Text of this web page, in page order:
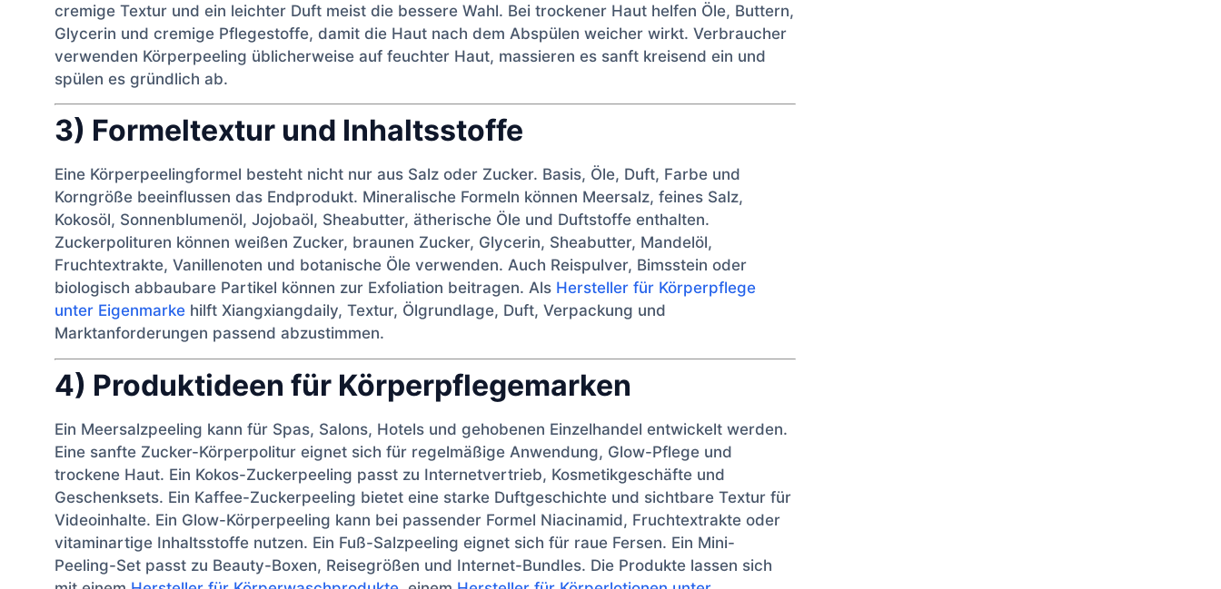
cremige Textur und ein leichter Duft meist die bessere Wahl. Bei trockener Haut helfen Öle, Buttern,
Glycerin und cremige Pflegestoffe, damit die Haut nach dem Abspülen weicher wirkt. Verbraucher
verwenden Körperpeeling üblicherweise auf feuchter Haut, massieren es sanft kreisend ein und
spülen es gründlich ab.
3) Formeltextur und Inhaltsstoffe
Eine Körperpeelingformel besteht nicht nur aus Salz oder Zucker. Basis, Öle, Duft, Farbe und
Korngröße beeinflussen das Endprodukt. Mineralische Formeln können Meersalz, feines Salz,
Kokosöl, Sonnenblumenöl, Jojobaöl, Sheabutter, ätherische Öle und Duftstoffe enthalten.
Zuckerpolituren können weißen Zucker, braunen Zucker, Glycerin, Sheabutter, Mandelöl,
Fruchtextrakte, Vanillenoten und botanische Öle verwenden. Auch Reispulver, Bimsstein oder
biologisch abbaubare Partikel können zur Exfoliation beitragen. Als Hersteller für Körperpflege
unter Eigenmarke hilft Xiangxiangdaily, Textur, Ölgrundlage, Duft, Verpackung und
Marktanforderungen passend abzustimmen.
4) Produktideen für Körperpflegemarken
Ein Meersalzpeeling kann für Spas, Salons, Hotels und gehobenen Einzelhandel entwickelt werden.
Eine sanfte Zucker-Körperpolitur eignet sich für regelmäßige Anwendung, Glow-Pflege und
trockene Haut. Ein Kokos-Zuckerpeeling passt zu Internetvertrieb, Kosmetikgeschäfte und
Geschenksets. Ein Kaffee-Zuckerpeeling bietet eine starke Duftgeschichte und sichtbare Textur für
Videoinhalte. Ein Glow-Körperpeeling kann bei passender Formel Niacinamid, Fruchtextrakte oder
vitaminartige Inhaltsstoffe nutzen. Ein Fuß-Salzpeeling eignet sich für raue Fersen. Ein Mini-
Peeling-Set passt zu Beauty-Boxen, Reisegrößen und Internet-Bundles. Die Produkte lassen sich